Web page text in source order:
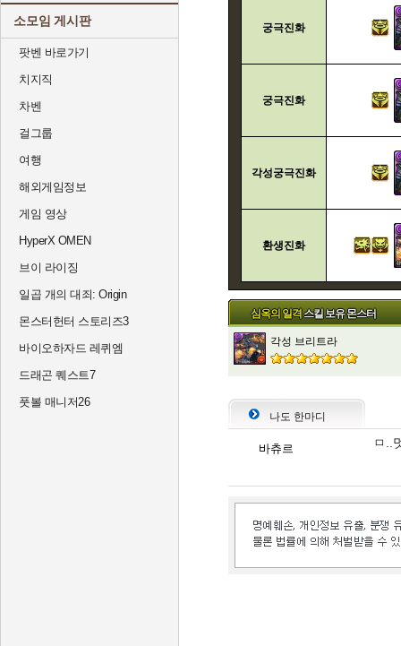
소모임 게시판
팟벤 바로가기
치지직
차벤
걸그룹
여행
해외게임정보
게임 영상
HyperX OMEN
브이 라이징
일곱 개의 대죄: Origin
몬스터헌터 스토리즈3
바이오하자드 레퀴엠
드래곤 퀘스트7
풋볼 매니저26
궁극진화
궁극진화
각성궁극진화
환생진화
심옥의 일격스킬 보유 몬스터
각성 브리트라
나도 한마디
바츄르 ㅁ..